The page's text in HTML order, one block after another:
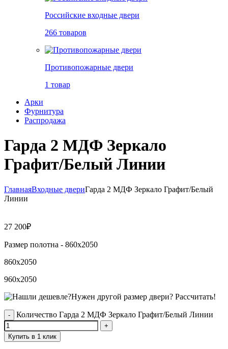
Российские входные двери
266 товаров
Противопожарные двери
1 товар
Арки
Фурнитура
Распродажа
Гарда 2 МДФ Зеркало
Графит/Белый Линии
ГлавнаяВходные двериГарда 2 МДФ Зеркало Графит/Белый
Линии
27 200₽
Размер полотна - 860x2050
860x2050
960x2050
Нужен другой размер двери? Рассчитать!
Количество Гарда 2 МДФ Зеркало Графит/Белый Линии
Купить в 1 клик